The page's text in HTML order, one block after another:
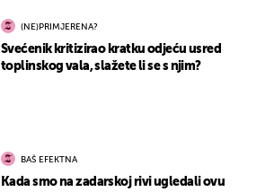
(NE)PRIMJERENA?
Svećenik kritizirao kratku odjeću usred
toplinskog vala, slažete li se s njim?
BAŠ EFEKTNA
Kada smo na zadarskoj rivi ugledali ovu